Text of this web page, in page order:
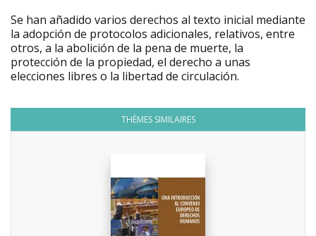
Se han añadido varios derechos al texto inicial mediante
la adopción de protocolos adicionales, relativos, entre
otros, a la abolición de la pena de muerte, la
protección de la propiedad, el derecho a unas
elecciones libres o la libertad de circulación.
THÈMES SIMILAIRES